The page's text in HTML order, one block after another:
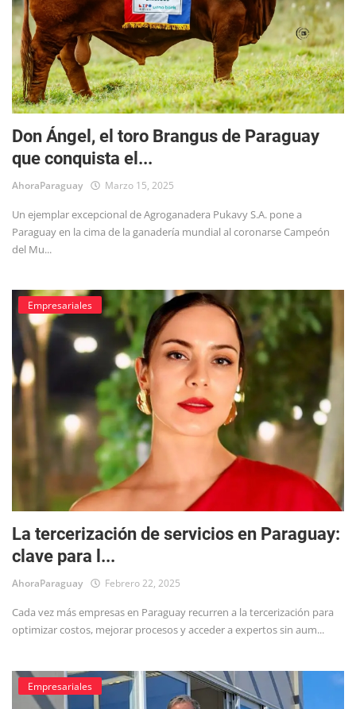
Don Ángel, el toro Brangus de Paraguay
que conquista el...
AhoraParaguay Marzo 15, 2025
Un ejemplar excepcional de Agroganadera Pukavy S.A. pone a
Paraguay en la cima de la ganadería mundial al coronarse Campeón
del Mu...
Empresariales
La tercerización de servicios en Paraguay:
clave para l...
AhoraParaguay Febrero 22, 2025
Cada vez más empresas en Paraguay recurren a la tercerización para
optimizar costos, mejorar procesos y acceder a expertos sin aum...
Empresariales